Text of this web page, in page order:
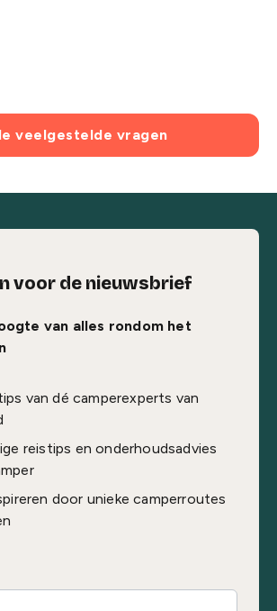
veelgestelde vragen
voor de nieuwsbrief
van alles rondom het
van dé camperexperts van
reistips en onderhoudsadvies
door unieke camperroutes